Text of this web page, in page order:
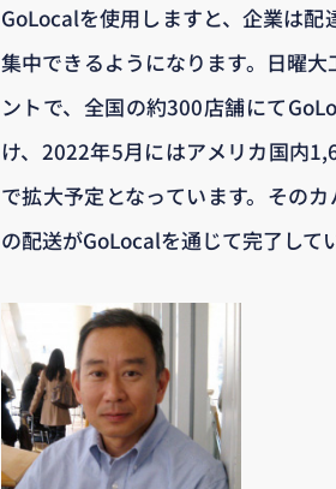
GoLocalを使用しますと、企業は
集中できるようになります。日曜
ントで、全国の約300店舗にて
け、2022年5月にはアメリカ国内
で拡大予定となっています。その
の配送がGoLocalを通じて完了して